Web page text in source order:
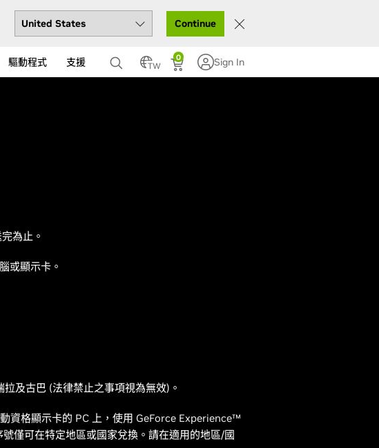
Continue
驅動程式 支援 TW
0 Sign In
為止。
或顯示卡。
及古巴 (法律禁止之事項視為無效)。
資格顯示卡的 PC 上，使用 GeForce Experience™
僅可在特定地區或國家兌換。請在適用的地區/國